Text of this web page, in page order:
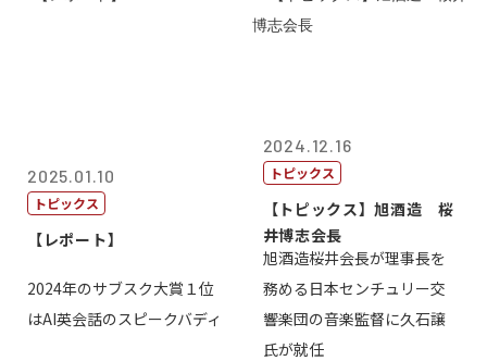
2025.01.10
トピックス
【レポート】
2024年のサブスク大賞１位
はAI英会話のスピークバディ
2024.12.16
トピックス
【トピックス】旭酒造 桜
井博志会長
旭酒造桜井会長が理事長を
務める日本センチュリー交
響楽団の音楽監督に久石譲
氏が就任